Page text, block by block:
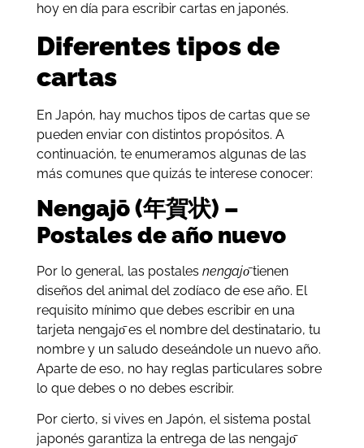
hoy en día para escribir cartas en japonés.
Diferentes tipos de
cartas
En Japón, hay muchos tipos de cartas que se
pueden enviar con distintos propósitos. A
continuación, te enumeramos algunas de las
más comunes que quizás te interese conocer:
Nengajō (年賀状) –
Postales de año nuevo
Por lo general, las postales nengajо̄tienen
diseños del animal del zodíaco de ese año. El
requisito mínimo que debes escribir en una
tarjeta nengajо̄ es el nombre del destinatario, tu
nombre y un saludo deseándole un nuevo año.
Aparte de eso, no hay reglas particulares sobre
lo que debes o no debes escribir.
Por cierto, si vives en Japón, el sistema postal
japonés garantiza la entrega de las nengajо̄